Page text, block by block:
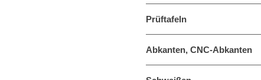
Prüftafeln
Abkanten, CNC-Abkanten